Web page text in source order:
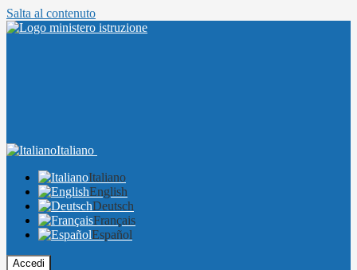
Salta al contenuto
Italiano
Italiano
English
Deutsch
Français
Español
Accedi